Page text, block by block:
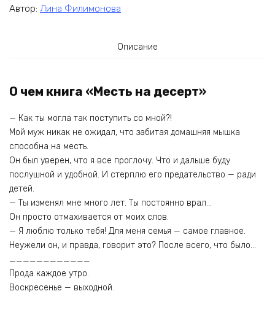
Автор: Лина Филимонова
Описание
О чем книга «Месть на десерт»
— Как ты могла так поступить со мной?!
Мой муж никак не ожидал, что забитая домашняя мышка
способна на месть.
Он был уверен, что я все проглочу. Что и дальше буду
послушной и удобной. И стерплю его предательство — ради
детей.
— Ты изменял мне много лет. Ты постоянно врал…
Он просто отмахивается от моих слов.
— Я люблю только тебя! Для меня семья — самое главное.
Неужели он, и правда, говорит это? После всего, что было…
____________
Прода каждое утро.
Воскресенье — выходной.